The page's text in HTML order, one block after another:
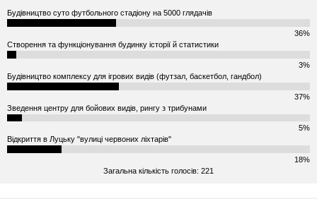
Будівництво суто футбольного стадіону на 5000 глядачів
36%
Створення та функціонування будинку історії й статистики
3%
Будівництво комплексу для ігрових видів (футзал, баскетбол, гандбол)
37%
Зведення центру для бойових видів, рингу з трибунами
5%
Відкриття в Луцьку "вулиці червоних ліхтарів"
18%
Загальна кількість голосів: 221